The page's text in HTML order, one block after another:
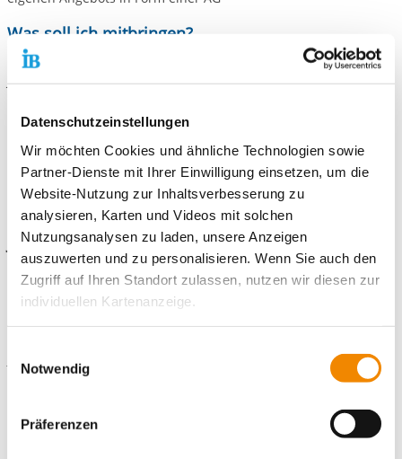
Datenschutzeinstellungen
Wir möchten Cookies und ähnliche Technologien sowie
Partner-Dienste mit Ihrer Einwilligung einsetzen, um die
Website-Nutzung zur Inhaltsverbesserung zu
analysieren, Karten und Videos mit solchen
Nutzungsanalysen zu laden, unsere Anzeigen
auszuwerten und zu personalisieren. Wenn Sie auch den
Zugriff auf Ihren Standort zulassen, nutzen wir diesen zur
individuellen Kartenanzeige.
unsere Partner Daten wie Ihre IP-Adresse und
verarbeiten diese zusammen mit Daten von anderen
Websites. Die Partner erkennen mitunter auch, wenn Sie
zum Website-Besuch verschiedene Geräte verwenden,
Notwendig
Präferenzen
Was soll ich mitbringen?
• Engagement und die Motivation mit Kindern und
Jugendlichen zu arbeiten
• Geduld und Einfühlungsvermögen
• Teamfähigkeit
• Volljährigkeit
Interesse?
Jetzt online bewerben!
Kontaktiere uns!
E-Mail schreiben